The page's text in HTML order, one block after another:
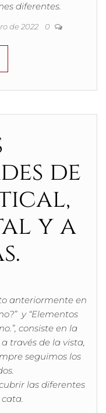
diferentes.
de 2022 0
de
y a
anteriormente en
y “Elementos
consiste en la
través de la vista,
seguimos los
las diferentes